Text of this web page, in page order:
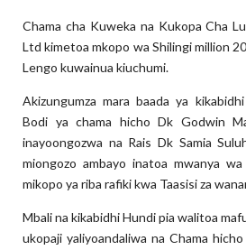
PINDA
OSCAR ASSENGA
MFUMO WA
DKT. SIMBEYE
Alex Sonna- Aug 06 2026
Chama cha Kuweka na Kukopa Cha
Ltd kimetoa mkopo wa Shilingi million
Lengo kuwainua kiuchumi.
Akizungumza mara baada ya
Bodi ya chama hicho Dk Godwin
inayoongozwa na Rais Dk Samia
miongozo ambayo inatoa mwanya
mikopo ya riba rafiki kwa Taasisi za
Mbali na kikabidhi Hundi pia walitoa
ukopaji yaliyoandaliwa na Chama